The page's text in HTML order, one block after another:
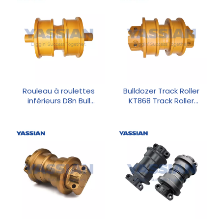
Rouleau à roulettes
inférieurs D8n Bull
Bulldozer Track Roller
KT868 Track Roller